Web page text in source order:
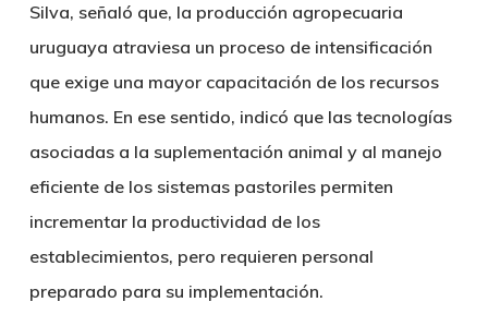
Silva, señaló que, la producción agropecuaria
uruguaya atraviesa un proceso de intensificación
que exige una mayor capacitación de los recursos
humanos. En ese sentido, indicó que las tecnologías
asociadas a la suplementación animal y al manejo
eficiente de los sistemas pastoriles permiten
incrementar la productividad de los
establecimientos, pero requieren personal
preparado para su implementación.